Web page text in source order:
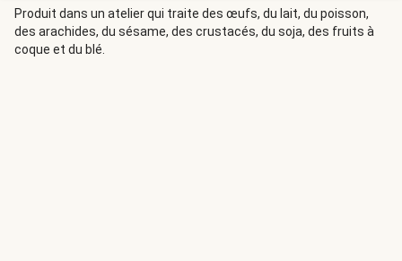
Produit dans un atelier qui traite des œufs, du lait, du poisson,
des arachides, du sésame, des crustacés, du soja, des fruits à
coque et du blé.